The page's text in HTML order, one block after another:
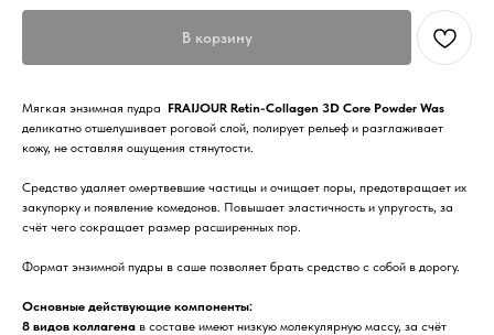
В корзину
Мягкая энзимная пудра FRAIJOUR Retin-Collagen 3D Core Powder Was
деликатно отшелушивает роговой слой, полирует рельеф и разглаживает
кожу, не оставляя ощущения стянутости.
Средство удаляет омертвевшие частицы и очищает поры, предотвращает их
закупорку и появление комедонов. Повышает эластичность и упругость, за
счёт чего сокращает размер расширенных пор.
Формат энзимной пудры в саше позволяет брать средство с собой в дорогу.
Основные действующие компоненты:
8 видов коллагена в составе имеют низкую молекулярную массу, за счёт